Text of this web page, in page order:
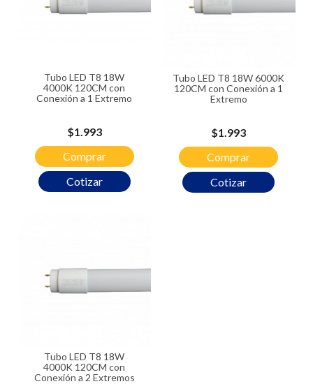
Tubo LED T8 18W
4000K 120CM con
Conexión a 1 Extremo
Cotizar
Precio
$1.993
Comprar
Tubo LED T8 18W 6000K
120CM con Conexión a 1
Extremo
Cotizar
Precio
$1.993
Comprar
Tubo LED T8 18W
4000K 120CM con
Conexión a 2 Extremos